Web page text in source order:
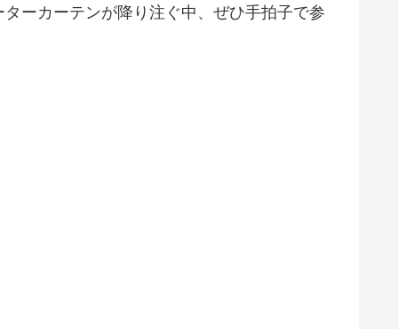
ーカーテンが降り注ぐ中、ぜひ手拍子で参